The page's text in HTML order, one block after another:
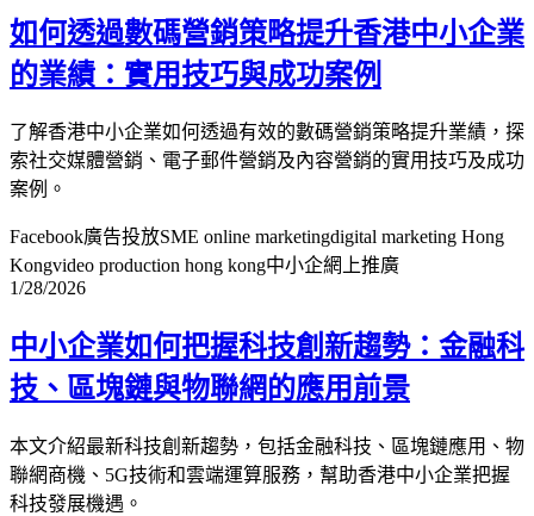
如何透過數碼營銷策略提升香港中小企業
的業績：實用技巧與成功案例
了解香港中小企業如何透過有效的數碼營銷策略提升業績，探
索社交媒體營銷、電子郵件營銷及內容營銷的實用技巧及成功
案例。
Facebook廣告投放SME online marketingdigital marketing Hong
Kongvideo production hong kong中小企網上推廣
1/28/2026
中小企業如何把握科技創新趨勢：金融科
技、區塊鏈與物聯網的應用前景
本文介紹最新科技創新趨勢，包括金融科技、區塊鏈應用、物
聯網商機、5G技術和雲端運算服務，幫助香港中小企業把握
科技發展機遇。